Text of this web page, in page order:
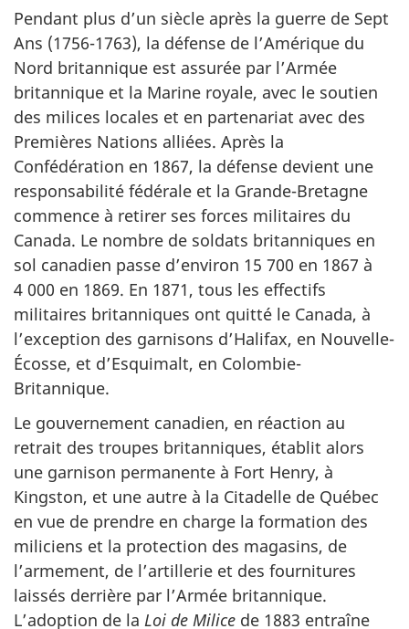
Pendant plus d’un siècle après la guerre de Sept
Ans (1756-1763), la défense de l’Amérique du
Nord britannique est assurée par l’Armée
britannique et la Marine royale, avec le soutien
des milices locales et en partenariat avec des
Premières Nations alliées. Après la
Confédération en 1867, la défense devient une
responsabilité fédérale et la Grande-Bretagne
commence à retirer ses forces militaires du
Canada. Le nombre de soldats britanniques en
sol canadien passe d’environ 15 700 en 1867 à
4 000 en 1869. En 1871, tous les effectifs
militaires britanniques ont quitté le Canada, à
l’exception des garnisons d’Halifax, en Nouvelle-
Écosse, et d’Esquimalt, en Colombie-
Britannique.
Le gouvernement canadien, en réaction au
retrait des troupes britanniques, établit alors
une garnison permanente à Fort Henry, à
Kingston, et une autre à la Citadelle de Québec
en vue de prendre en charge la formation des
miliciens et la protection des magasins, de
l’armement, de l’artillerie et des fournitures
laissés derrière par l’Armée britannique.
L’adoption de la Loi de Milice de 1883 entraîne